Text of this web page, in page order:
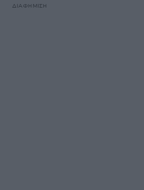
ΔΙΑΦΗΜΙΣΗ